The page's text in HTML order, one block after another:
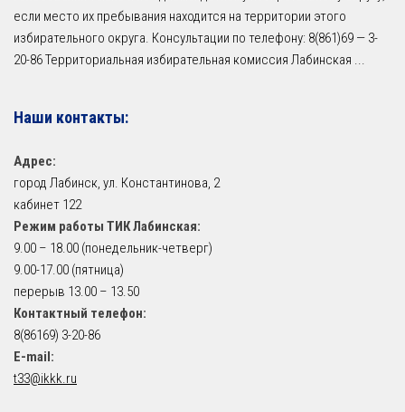
если место их пребывания находится на территории этого
избирательного округа. Консультации по телефону: 8(861)69 — 3-
20-86 Территориальная избирательная комиссия Лабинская ...
Наши контакты:
Адрес:
город Лабинск, ул. Константинова, 2
кабинет 122
Режим работы ТИК Лабинская:
9.00 – 18.00 (понедельник-четверг)
9.00-17.00 (пятница)
перерыв 13.00 – 13.50
Контактный телефон:
8(86169) 3-20-86
E-mail:
t33@ikkk.ru